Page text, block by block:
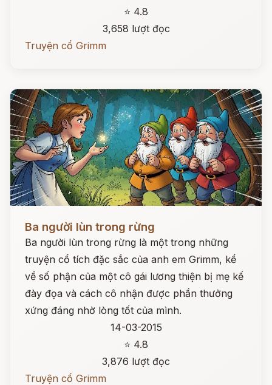
⭐ 4.8
3,658 lượt đọc
Truyện cổ Grimm
Ba người lùn trong rừng
Ba người lùn trong rừng là một trong những
truyện cổ tích đặc sắc của anh em Grimm, kể
về số phận của một cô gái lương thiện bị mẹ kế
đày đọa và cách cô nhận được phần thưởng
xứng đáng nhờ lòng tốt của mình.
14-03-2015
⭐ 4.8
3,876 lượt đọc
Truyện cổ Grimm